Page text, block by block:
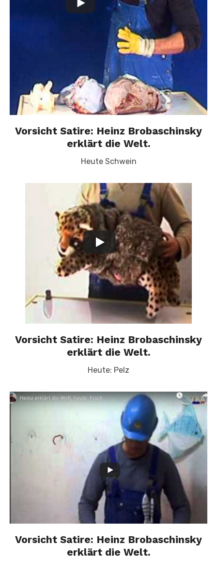
Vorsicht Satire: Heinz Brobaschinsky
erklärt die Welt.
Heute Schwein
Vorsicht Satire: Heinz Brobaschinsky
erklärt die Welt.
Heute: Pelz
Vorsicht Satire: Heinz Brobaschinsky
erklärt die Welt.